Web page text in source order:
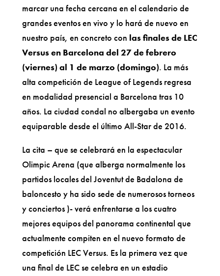
marcar una fecha cercana en el calendario de
grandes eventos en vivo y lo hará de nuevo en
nuestro país, en concreto con las finales de LEC
Versus en Barcelona del 27 de febrero
(viernes) al 1 de marzo (domingo). La más
alta competición de League of Legends regresa
en modalidad presencial a Barcelona tras 10
años. La ciudad condal no albergaba un evento
equiparable desde el último All-Star de 2016.
La cita – que se celebrará en la espectacular
Olimpic Arena (que alberga normalmente los
partidos locales del Joventut de Badalona de
baloncesto y ha sido sede de numerosos torneos
y conciertos )- verá enfrentarse a los cuatro
mejores equipos del panorama continental que
actualmente compiten en el nuevo formato de
competición LEC Versus. Es la primera vez que
una final de LEC se celebra en un estadio